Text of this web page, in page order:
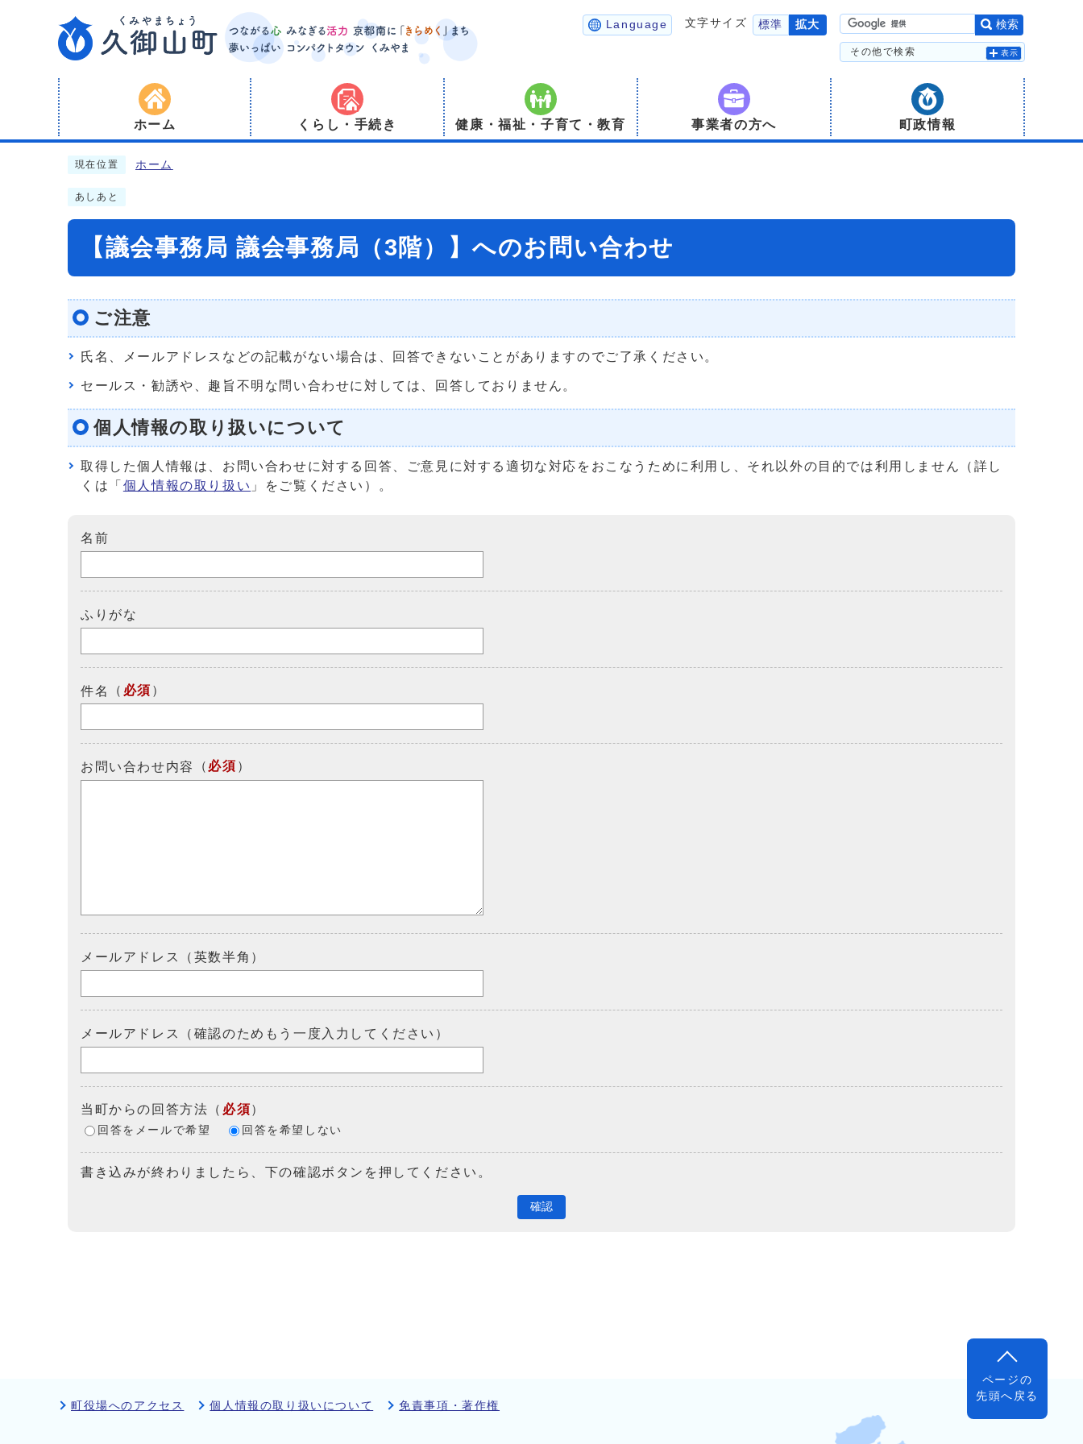
Language 文字サイズ 標準 拡大 検索
その他で検索 表示
ホーム くらし・手続き 健康・福祉・子育て・教育 事業者の方へ 町政情報
現在位置 ホーム
あしあと
【議会事務局 議会事務局（3階）】へのお問い合わせ
ご注意
氏名、メールアドレスなどの記載がない場合は、回答できないことがありますのでご了承ください。
セールス・勧誘や、趣旨不明な問い合わせに対しては、回答しておりません。
個人情報の取り扱いについて
取得した個人情報は、お問い合わせに対する回答、ご意見に対する適切な対応をおこなうために利用し、それ以外の目的では利用しません（詳し
くは「 個人情報の取り扱い 」をご覧ください）。
名前
ふりがな
件名 （ 必須 ）
お問い合わせ内容 （ 必須 ）
メールアドレス（英数半角）
メールアドレス（確認のためもう一度入力してください）
当町からの回答方法 （ 必須）
回答をメールで希望 回答を希望しない
書き込みが終わりましたら、下の確認ボタンを押してください。
確認
ページの
先頭へ戻る
町役場へのアクセス
個人情報の取り扱いについて 免責事項・著作権